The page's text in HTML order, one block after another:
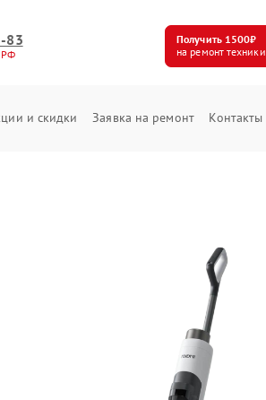
83
РФ
Получить 1500₽
на ремонт техники
и скидки Заявка на ремонт Контакты